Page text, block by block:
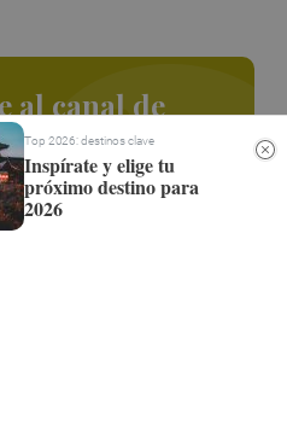
al canal de
las últimas noticias
Top 2026: destinos clave
Inspírate y elige tu
próximo destino para
2026